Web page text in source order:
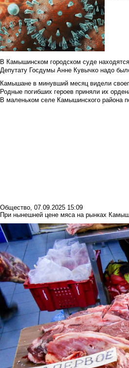
В Камышинском городском суде
Депутату Госдумы Анне Кувычко надо
Камышане в минувший месяц видели
Родные погибших героев приняли их
В маленьком селе Камышинского района
Общество, 07.09.2025 15:09
При нынешней цене мяса на рынках